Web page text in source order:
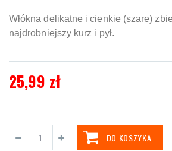
Włókna delikatne i cienkie (szare)
najdrobniejszy kurz i pył.
25,99 zł
DO KOSZYKA